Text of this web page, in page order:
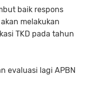
baik respons
melakukan
TKD pada tahun
evaluasi lagi APBN